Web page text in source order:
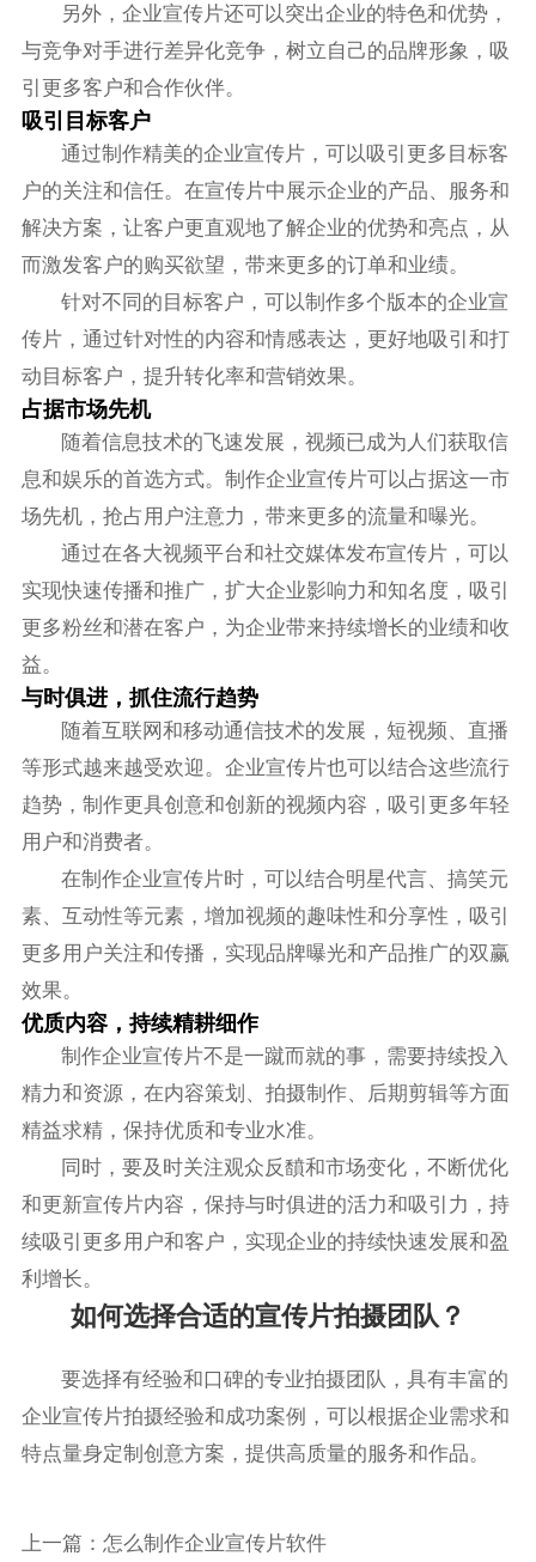
另外，企业宣传片还可以突出企业的特色和优势，
与竞争对手进行差异化竞争，树立自己的品牌形象，吸
引更多客户和合作伙伴。
吸引目标客户
通过制作精美的企业宣传片，可以吸引更多目标客
户的关注和信任。在宣传片中展示企业的产品、服务和
解决方案，让客户更直观地了解企业的优势和亮点，从
而激发客户的购买欲望，带来更多的订单和业绩。
针对不同的目标客户，可以制作多个版本的企业宣
传片，通过针对性的内容和情感表达，更好地吸引和打
动目标客户，提升转化率和营销效果。
占据市场先机
随着信息技术的飞速发展，视频已成为人们获取信
息和娱乐的首选方式。制作企业宣传片可以占据这一市
场先机，抢占用户注意力，带来更多的流量和曝光。
通过在各大视频平台和社交媒体发布宣传片，可以
实现快速传播和推广，扩大企业影响力和知名度，吸引
更多粉丝和潜在客户，为企业带来持续增长的业绩和收
益。
与时俱进，抓住流行趋势
随着互联网和移动通信技术的发展，短视频、直播
等形式越来越受欢迎。企业宣传片也可以结合这些流行
趋势，制作更具创意和创新的视频内容，吸引更多年轻
用户和消费者。
在制作企业宣传片时，可以结合明星代言、搞笑元
素、互动性等元素，增加视频的趣味性和分享性，吸引
更多用户关注和传播，实现品牌曝光和产品推广的双赢
效果。
优质内容，持续精耕细作
制作企业宣传片不是一蹴而就的事，需要持续投入
精力和资源，在内容策划、拍摄制作、后期剪辑等方面
精益求精，保持优质和专业水准。
同时，要及时关注观众反馩和市场变化，不断优化
和更新宣传片内容，保持与时俱进的活力和吸引力，持
续吸引更多用户和客户，实现企业的持续快速发展和盈
利增长。
如何选择合适的宣传片拍摄团队？
要选择有经验和口碑的专业拍摄团队，具有丰富的
企业宣传片拍摄经验和成功案例，可以根据企业需求和
特点量身定制创意方案，提供高质量的服务和作品。
上一篇： 怎么制作企业宣传片软件